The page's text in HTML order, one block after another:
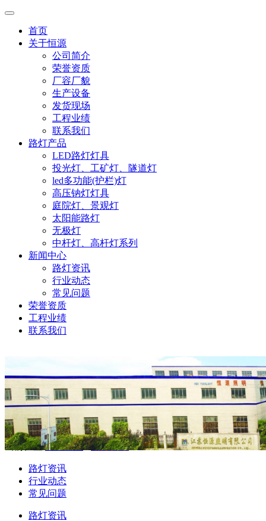
首页
关于恒源
公司简介
荣誉资质
厂容厂貌
生产设备
发货现场
工程业绩
联系我们
路灯产品
LED路灯灯具
投光灯、工矿灯、隧道灯
led多功能(护栏)灯
高压钠灯灯具
庭院灯、景观灯
太阳能路灯
无极灯
中杆灯、高杆灯系列
新闻中心
路灯资讯
行业动态
常见问题
荣誉资质
工程业绩
联系我们
当前位置:公司新闻-路灯资讯
路灯资讯
行业动态
常见问题
路灯资讯